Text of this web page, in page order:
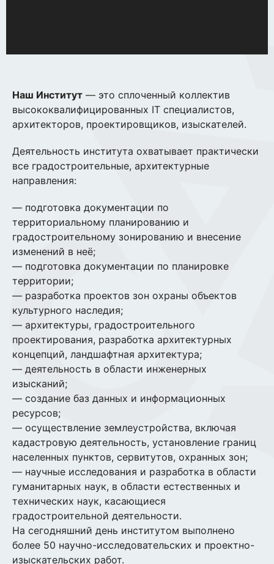
Наш Институт — это сплоченный коллектив
высококвалифицированных IT специалистов,
архитекторов, проектировщиков, изыскателей.
Деятельность института охватывает практически
все градостроительные, архитектурные
направления:
— подготовка документации по
территориальному планированию и
градостроительному зонированию и внесение
изменений в неё;
— подготовка документации по планировке
территории;
— разработка проектов зон охраны объектов
культурного наследия;
— архитектуры, градостроительного
проектирования, разработка архитектурных
концепций, ландшафтная архитектура;
— деятельность в области инженерных
изысканий;
— создание баз данных и информационных
ресурсов;
— осуществление землеустройства, включая
кадастровую деятельность, установление границ
населенных пунктов, сервитутов, охранных зон;
— научные исследования и разработка в области
гуманитарных наук, в области естественных и
технических наук, касающиеся
градостроительной деятельности.
На сегодняшний день институтом выполнено
более 50 научно-исследовательских и проектно-
изыскательских работ.